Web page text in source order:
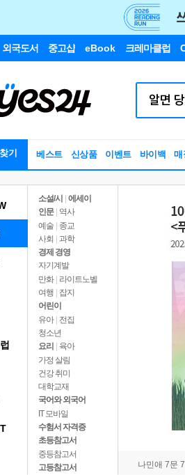
외국도서 중고샵 eBook 크레마클럽
기 베스트 신상품 이벤트 바이백 매
소설/시
에세이
인문
역사
예술 | 종교
사회 | 과학
경제 경영
자기계발
만화 | 라이트노벨
여행
잡지
어린이
유아 | 전집
청소년
요리
육아
가정 살림
건강 취미
대학교재
국어와 외국어
IT 모바일
수험서 자격증
초등참고서
중등참고서
고등참고서
나민애 7문